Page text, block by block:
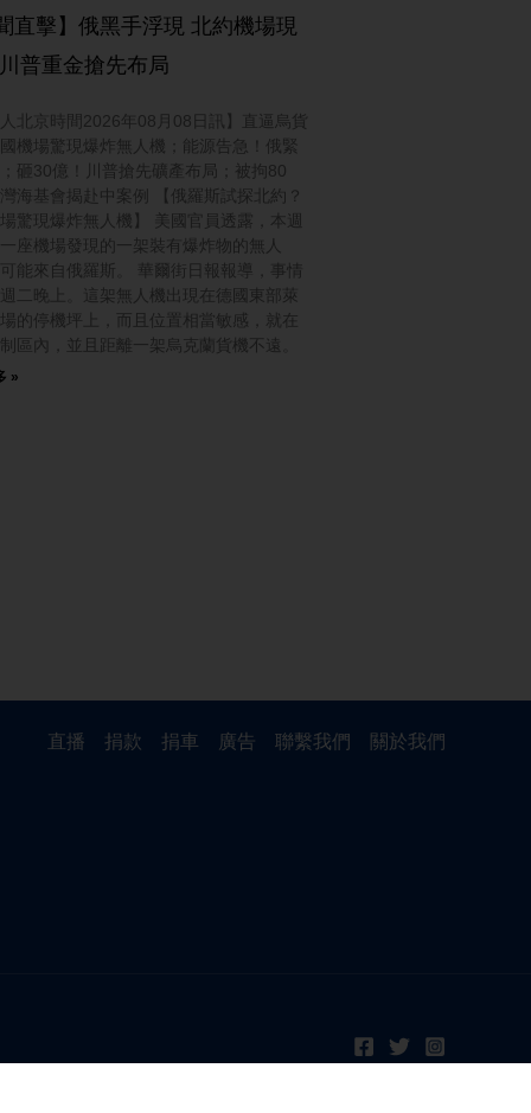
直擊】俄黑手浮現 北約機場現
普重金搶先布局
人北京時間2026年08月08日訊】直逼烏貨
國機場驚現爆炸無人機；能源告急！俄緊
砸30億！川普搶先礦產布局；被拘80
海基會揭赴中案例 【俄羅斯試探北約？
驚現爆炸無人機】 美國官員透露，本週
座機場發現的一架裝有爆炸物的無人
可能來自俄羅斯。 華爾街日報報導，事情
二晚上。這架無人機出現在德國東部萊
場的停機坪上，而且位置相當敏感，就在
制區內，並且距離一架烏克蘭貨機不遠。
»
直播 捐款 捐車 廣告 聯繫我們 關於我們